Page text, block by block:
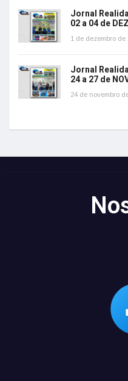
Jornal
02 a 04 de
1 de dezembro de
Jornal
24 a 27 de
24 de novembro